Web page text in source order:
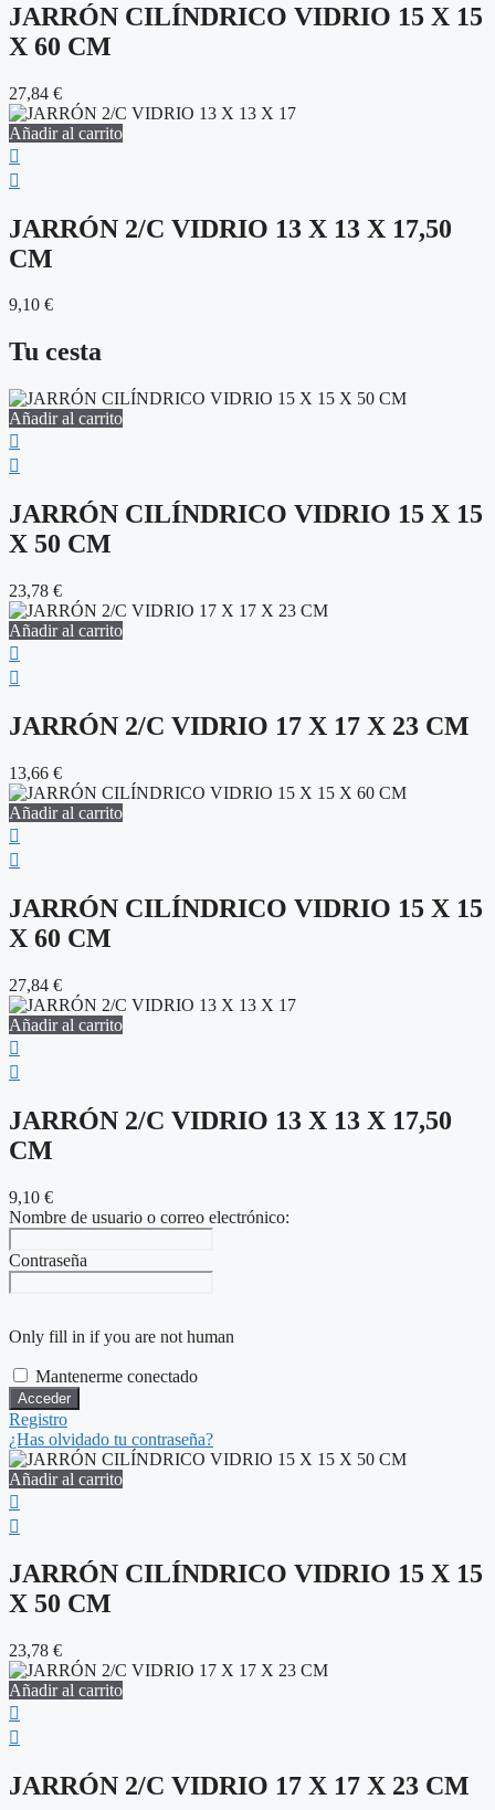
JARRÓN CILÍNDRICO VIDRIO 15 X 15
X 60 CM
27,84 €
Añadir al carrito
JARRÓN 2/C VIDRIO 13 X 13 X 17,50
CM
9,10 €
Tu cesta
Añadir al carrito
JARRÓN CILÍNDRICO VIDRIO 15 X 15
X 50 CM
23,78 €
Añadir al carrito
JARRÓN 2/C VIDRIO 17 X 17 X 23 CM
13,66 €
Añadir al carrito
JARRÓN CILÍNDRICO VIDRIO 15 X 15
X 60 CM
27,84 €
Añadir al carrito
JARRÓN 2/C VIDRIO 13 X 13 X 17,50
CM
9,10 €
Nombre de usuario o correo electrónico:
Contraseña
Only fill in if you are not human
Mantenerme conectado
Registro
¿Has olvidado tu contraseña?
Añadir al carrito
JARRÓN CILÍNDRICO VIDRIO 15 X 15
X 50 CM
23,78 €
Añadir al carrito
JARRÓN 2/C VIDRIO 17 X 17 X 23 CM